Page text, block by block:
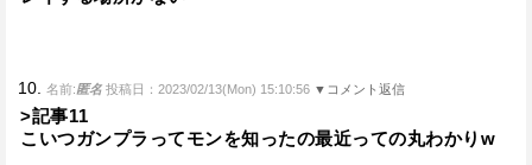
10. 名前:匿名 投稿日：2023/02/13(Mon) 15:10:56 ▼コメント返信
>記事11
こいつガンプラってモンを知ったの最近っての丸わかりw